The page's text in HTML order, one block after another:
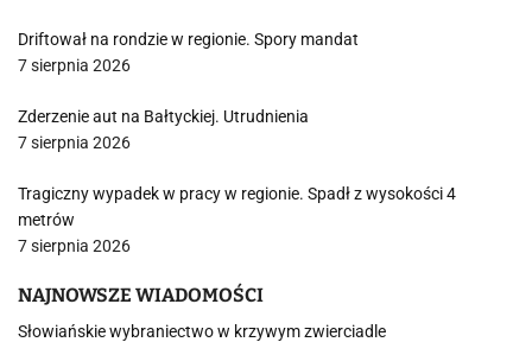
Driftował na rondzie w regionie. Spory mandat
7 sierpnia 2026
Zderzenie aut na Bałtyckiej. Utrudnienia
7 sierpnia 2026
Tragiczny wypadek w pracy w regionie. Spadł z wysokości 4
metrów
7 sierpnia 2026
NAJNOWSZE WIADOMOŚCI
Słowiańskie wybraniectwo w krzywym zwierciadle